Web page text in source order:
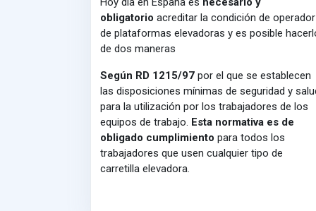
obligatorio acreditar la condición de operador
de plataformas elevadoras y es posible
de dos maneras
Según RD 1215/97por el que se establecen
las disposiciones mínimas de seguridad y
para la utilización por los trabajadores de los
equipos de trabajo. Esta normativa es de
obligado cumplimiento para todos los
trabajadores que usen cualquier tipo de
carretilla elevadora.